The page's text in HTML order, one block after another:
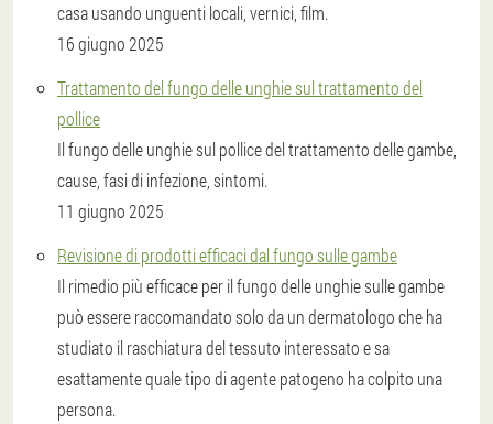
casa usando unguenti locali, vernici, film.
16 giugno 2025
Trattamento del fungo delle unghie sul trattamento del
pollice
Il fungo delle unghie sul pollice del trattamento delle gambe,
cause, fasi di infezione, sintomi.
11 giugno 2025
Revisione di prodotti efficaci dal fungo sulle gambe
Il rimedio più efficace per il fungo delle unghie sulle gambe
può essere raccomandato solo da un dermatologo che ha
studiato il raschiatura del tessuto interessato e sa
esattamente quale tipo di agente patogeno ha colpito una
persona.